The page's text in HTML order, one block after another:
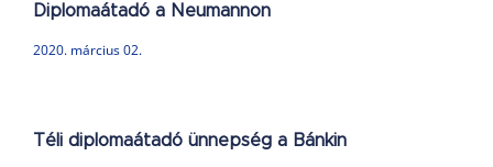
Diplomaátadó a Neumannon
2020. március 02.
Téli diplomaátadó ünnepség a Bánkin